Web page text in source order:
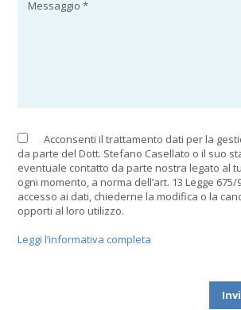
Acconsenti il trattamento dati per la
da parte del Dott. Stefano Casellato o il suo
eventuale contatto da parte nostra legato al
ogni momento, a norma dell’art. 13 Legge
accesso ai dati, chiederne la modifica o la
opporti al loro utilizzo.
Leggi l’informativa completa